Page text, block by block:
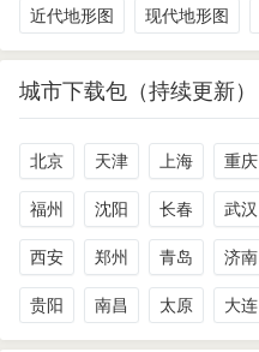
近代地形图 现代地形图
城市下载包（持续更新）
北京 天津 上海 重庆
福州 沈阳 长春 武汉
西安 郑州 青岛 济南
贵阳 南昌 太原 大连